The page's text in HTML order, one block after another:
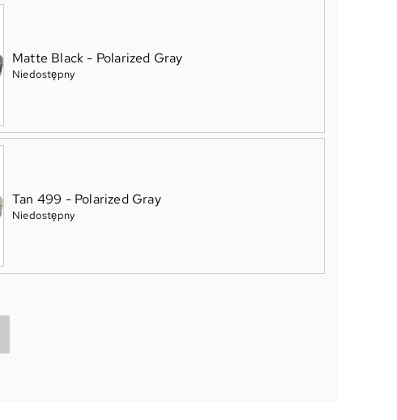
Matte Black - Polarized Gray
Niedostępny
Tan 499 - Polarized Gray
Niedostępny